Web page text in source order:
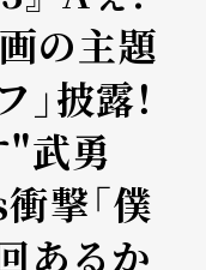
の主題
披露！
"武勇
撃「僕
あるか